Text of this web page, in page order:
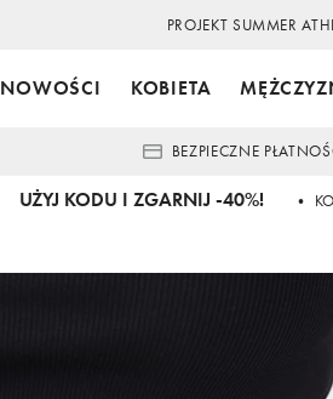
PROJEKT SUMMER
NOWOŚCI KOBIETA
BEZPIECZNE
UŻYJ KODU I ZGARNIJ -40%! •